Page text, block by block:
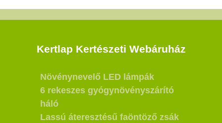
Kertlap Kertészeti Webáruház
Növénynevelő LED lámpák
6 rekeszes gyógynövényszárító
háló
Lassú áteresztésű faöntöző zsák